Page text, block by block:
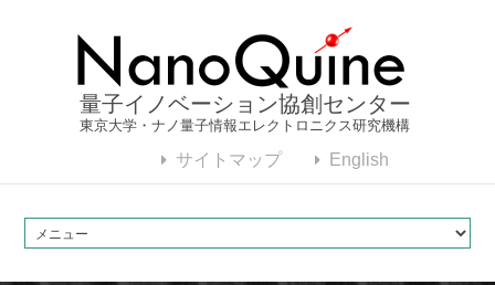
量子イノベーション協創センター
東京大学・ナノ量子情報エレクトロニクス研究機構
サイトマップ English